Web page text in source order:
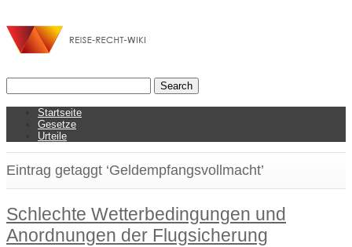
Startseite
Gesetze
Urteile
Eintrag getaggt ‘Geldempfangsvollmacht’
Schlechte Wetterbedingungen und
Anordnungen der Flugsicherung